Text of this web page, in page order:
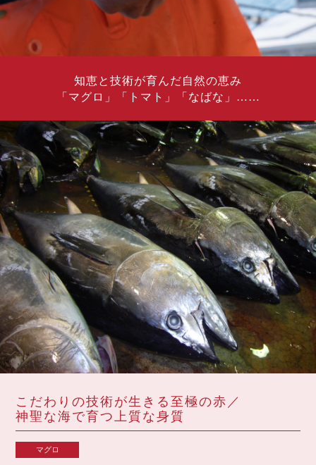
知恵と技術が育んだ自然の恵み
「マグロ」「トマト」「なばな」……
こだわりの技術が生きる至極の赤／
神聖な海で育つ上質な身質
マグロ